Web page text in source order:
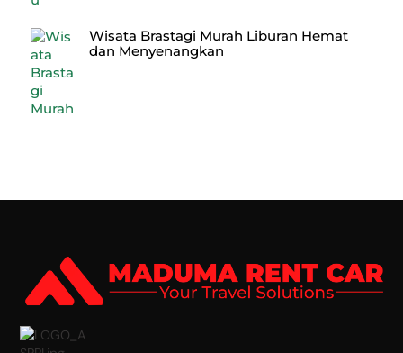
Wisata Brastagi Murah Liburan Hemat
dan Menyenangkan